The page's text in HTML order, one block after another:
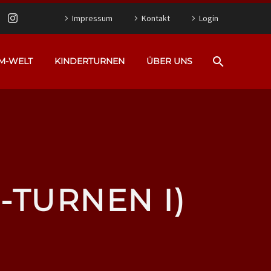
Impressum Kontakt Login
WELT KINDERTURNEN ÜBER UNS
I)